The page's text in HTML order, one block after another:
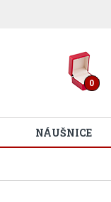
0
NÁUŠNICE